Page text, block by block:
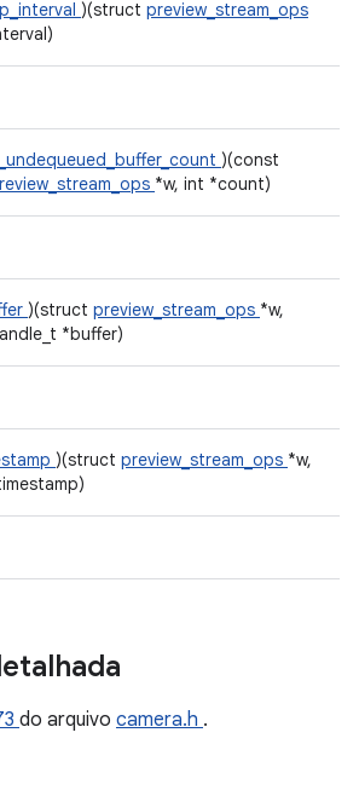
)(struct preview_stream_ops
)(const
*w, int *count)
)(struct preview_stream_ops *w,
*buffer)
)(struct preview_stream_ops *w,
do arquivo camera.h .